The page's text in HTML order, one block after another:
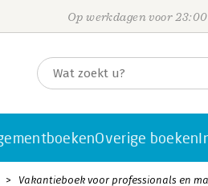
Op werkdagen voor
Overige boeken
Vakantieboek voor professionals en